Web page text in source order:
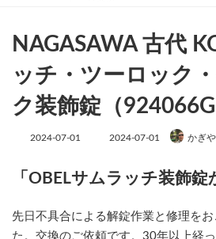
NAGASAWA 古代
ッチ・ツーロック
ク装飾錠（
2024-07-01
最
新
日
:
2024-07-01 かぎ
「OBELサムラッチ装飾錠
先日不具合による解錠作業と修理を
た。交換のご依頼です。30年以上経